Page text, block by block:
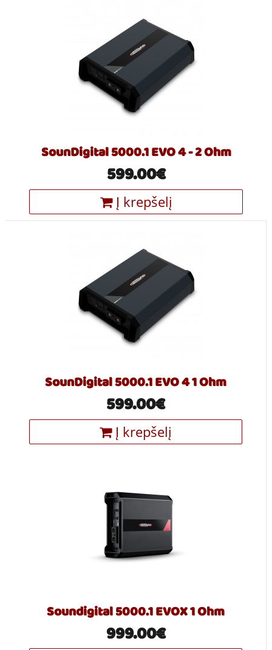
SounDigital 5000.1 EVO 4 - 2 Ohm
599.00€
Į krepšelį
SounDigital 5000.1 EVO 4 1 Ohm
599.00€
Į krepšelį
Soundigital 5000.1 EVOX 1 Ohm
999.00€